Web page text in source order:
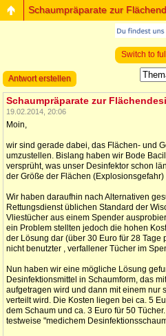
Schaumpräparate zur
Switch to
Antwort erstellen
Schaumpräparate zur
19.02.2014, 20:06
Moin,
wir sind gerade dabei, das Flächen- und
umzustellen. Bislang haben wir Bode
versprüht, was unser Desinfektor schon
der Größe der Flächen
Wir haben daraufhin nach Alternativen
Rettungsdienst üblichen Standard der
Vliestücher aus einem Spender
ein Problem stellten jedoch die hohen
der Lösung dar (über 30 Euro für 28
nicht benutzter , verfallener Tücher im
Nun haben wir eine mögliche Lösung
Desinfektionsmittel in Schaumform, das
aufgetragen wird und dann mit einem nur
verteilt wird. Die Kosten liegen bei ca. 5
dem Schaum und ca. 3 Euro für 50
testweise "medichem